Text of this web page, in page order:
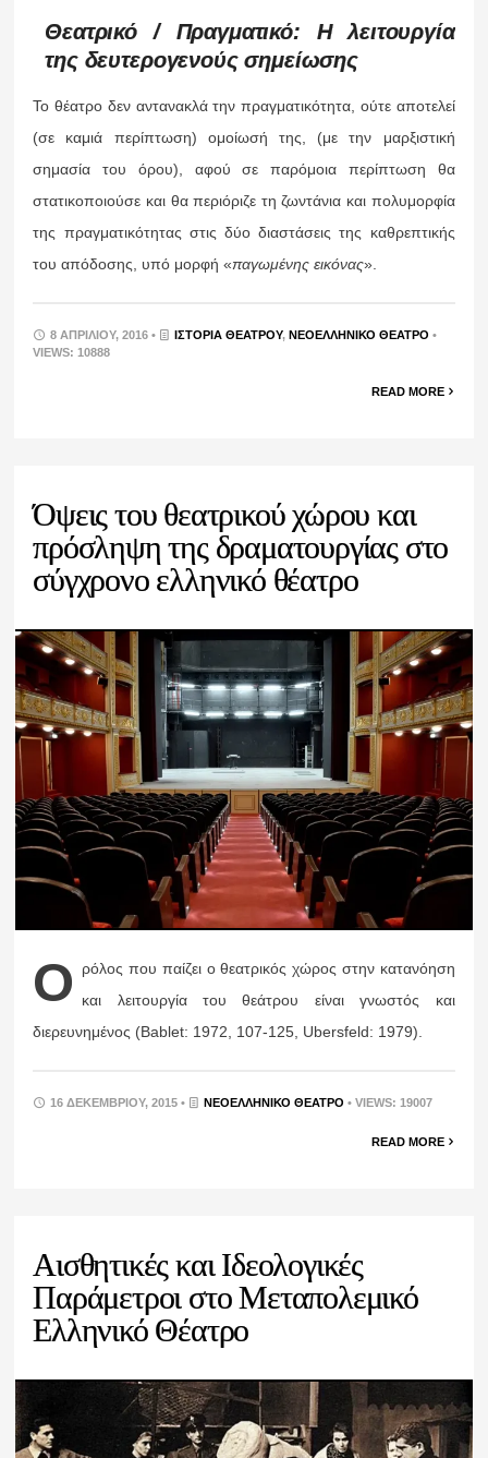
Θεατρικό / Πραγματικό: Η λειτουργία
της δευτερογενούς σημείωσης
Το θέατρο δεν αντανακλά την πραγματικότητα, ούτε αποτελεί
(σε καμιά περίπτωση) ομοίωσή της, (με την μαρξιστική
σημασία του όρου), αφού σε παρόμοια περίπτωση θα
στατικοποιούσε και θα περιόριζε τη ζωντάνια και πολυμορφία
της πραγματικότητας στις δύο διαστάσεις της καθρεπτικής
του απόδοσης, υπό μορφή «παγωμένης εικόνας».
8 ΑΠΡΙΛΊΟΥ, 2016 • ΙΣΤΟΡΊΑ ΘΕΆΤΡΟΥ, ΝΕΟΕΛΛΗΝΙΚΌ ΘΈΑΤΡΟ •
VIEWS: 10888
READ MORE
Όψεις του θεατρικού χώρου και
πρόσληψη της δραματουργίας στο
σύγχρονο ελληνικό θέατρο
Ο
ρόλος που παίζει ο θεατρικός χώρος στην κατανόηση
και λειτουργία του θεάτρου είναι γνωστός και
διερευνημένος (Bablet: 1972, 107-125, Ubersfeld: 1979).
16 ΔΕΚΕΜΒΡΊΟΥ, 2015 • ΝΕΟΕΛΛΗΝΙΚΌ ΘΈΑΤΡΟ • VIEWS: 19007
READ MORE
Αισθητικές και Ιδεολογικές
Παράμετροι στο Μεταπολεμικό
Ελληνικό Θέατρο